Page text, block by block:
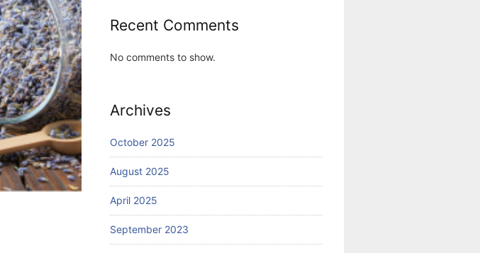
Recent Comments
No comments to show.
Archives
October 2025
August 2025
April 2025
September 2023